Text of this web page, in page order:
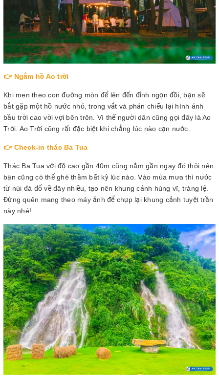
👉 Ngắm hồ Ao trời
Khi men theo con đường mòn để lên đến đỉnh ngọn đồi, bạn sẽ
bắt gặp một hồ nước nhỏ, trong vắt và phản chiếu lại hình ảnh
bầu trời cao vời vợi bên trên. Vì thế người dân cũng gọi đây là Ao
Trời. Ao Trời cũng rất đặc biệt khi chẳng lúc nào cạn nước.
👉 Check-in thác Ba Tua
Thác Ba Tua với độ cao gần 40m cũng nằm gần ngay đó thôi nên
bạn cũng có thể ghé thăm bất kỳ lúc nào. Vào mùa mưa thì nước
từ núi đá đổ về đây nhiều, tạo nên khung cảnh hùng vĩ, tráng lệ.
Đừng quên mang theo máy ảnh để chụp lại khung cảnh tuyệt trần
này nhé!